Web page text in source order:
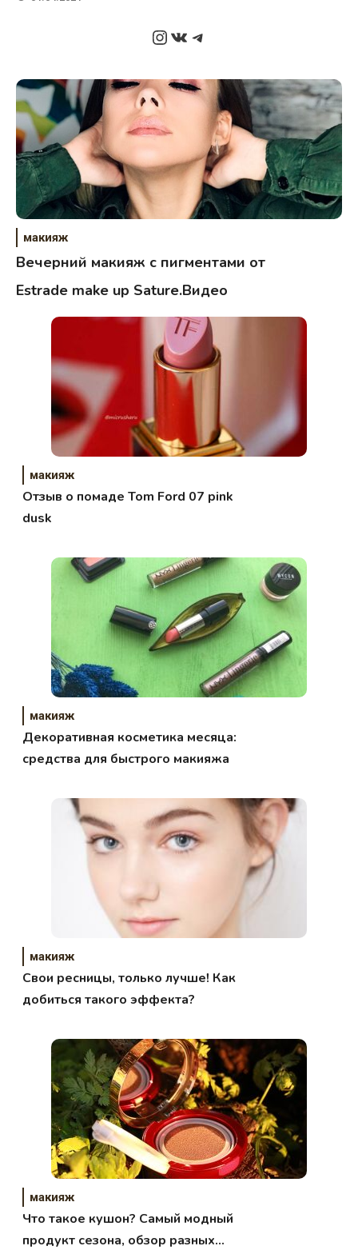
Instagram
ВКонтакте
Telegram
макияж
Вечерний макияж с пигментами от
Estrade make up Sature.Видео
макияж
Отзыв о помаде Tom Ford 07 pink
dusk
макияж
Декоративная косметика месяца:
средства для быстрого макияжа
макияж
Свои ресницы, только лучше! Как
добиться такого эффекта?
макияж
Что такое кушон? Самый модный
продукт сезона, обзор разных